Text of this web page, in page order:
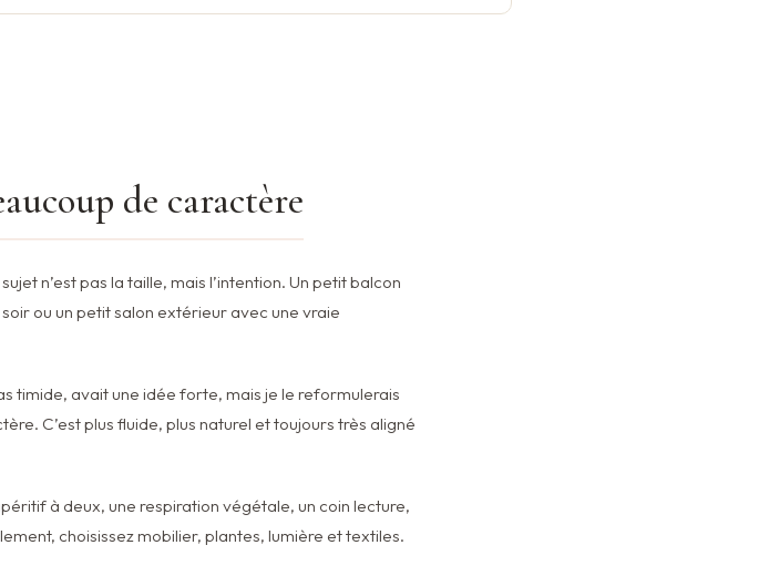
de caractère
n’est pas la taille, mais l’intention. Un petit balcon
ou un petit salon extérieur avec une vraie
timide, avait une idée forte, mais je le reformulerais
C’est plus fluide, plus naturel et toujours très aligné
à deux, une respiration végétale, un coin lecture,
choisissez mobilier, plantes, lumière et textiles.